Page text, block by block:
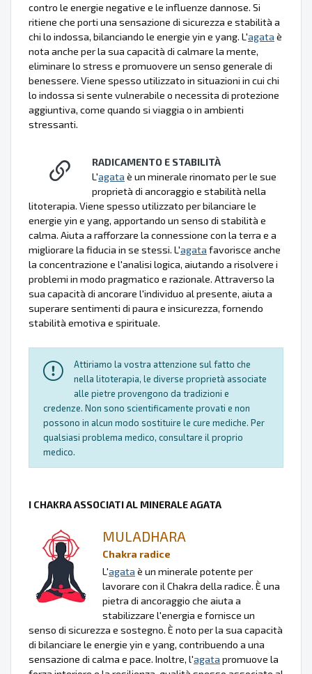
contro le energie negative e le influenze dannose. Si
ritiene che porti una sensazione di sicurezza e stabilità a
chi lo indossa, bilanciando le energie yin e yang. L'agata è
nota anche per la sua capacità di calmare la mente,
eliminare lo stress e promuovere un senso generale di
benessere. Viene spesso utilizzato in situazioni in cui chi
lo indossa si sente vulnerabile o necessita di protezione
aggiuntiva, come quando si viaggia o in ambienti
stressanti.
RADICAMENTO E STABILITÀ
L'agata è un minerale rinomato per le sue
proprietà di ancoraggio e stabilità nella
litoterapia. Viene spesso utilizzato per bilanciare le
energie yin e yang, apportando un senso di stabilità e
calma. Aiuta a rafforzare la connessione con la terra e a
migliorare la fiducia in se stessi. L'agata favorisce anche
la concentrazione e l'analisi logica, aiutando a risolvere i
problemi in modo pragmatico e razionale. Attraverso la
sua capacità di ancorare l'individuo al presente, aiuta a
superare sentimenti di paura e insicurezza, fornendo
stabilità emotiva e spirituale.
Attiriamo la vostra attenzione sul fatto che
nella litoterapia, le diverse proprietà associate
alle pietre provengono da tradizioni e
credenze. Non sono scientificamente provati e non
possono in alcun modo sostituire le cure mediche. Per
qualsiasi problema medico, consultare il proprio
medico.
I CHAKRA ASSOCIATI AL MINERALE AGATA
MULADHARA
Chakra radice
L'agata è un minerale potente per
lavorare con il Chakra della radice. È una
pietra di ancoraggio che aiuta a
stabilizzare l'energia e fornisce un
senso di sicurezza e sostegno. È noto per la sua capacità
di bilanciare le energie yin e yang, contribuendo a una
sensazione di calma e pace. Inoltre, l'agata promuove la